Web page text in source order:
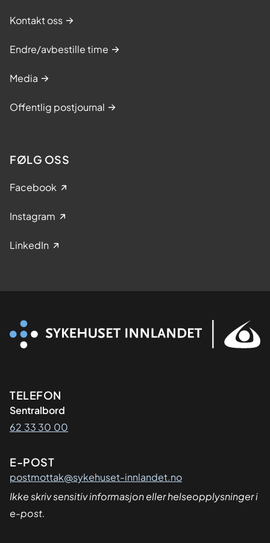
Kontakt oss
Endre/avbestille time
Media
Offentlig postjournal
FØLG OSS
Facebook
Instagram
LinkedIn
Kontaktinformasjon
TELEFON
Sentralbord
62 33 30 00
E-POST
postmottak@sykehuset-innlandet.no
Ikke skriv sensitiv informasjon eller helseopplysninger i
e-post.